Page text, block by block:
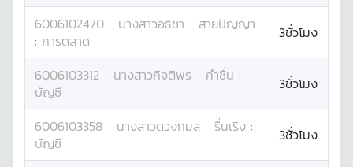
6006102470 นางสาวอธิชา
สายปัญญา
: การตลาด 3ชั่วโมง
6006103312 นางสาวกิจติพร คำชื่น :
บัญชี
3ชั่วโมง
6006103358 นางสาวดวงกมล รื่นเริง :
บัญชี
3ชั่วโมง